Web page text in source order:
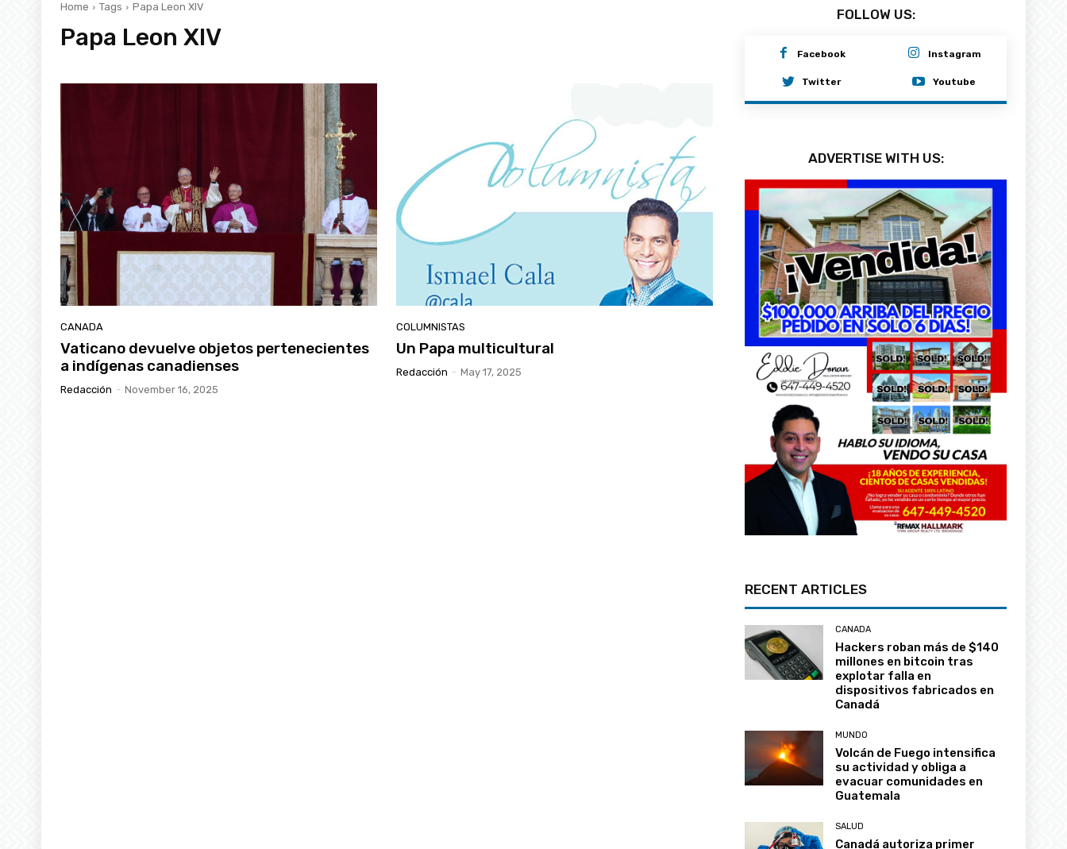
Home Tags Papa Leon XIV
Papa Leon XIV
CANADA
Vaticano devuelve objetos pertenecientes
a indígenas canadienses
Redacción - November 16, 2025
COLUMNISTAS
Un Papa multicultural
Redacción - May 17, 2025
FOLLOW US:
Facebook Instagram
Twitter Youtube
ADVERTISE WITH US:
RECENT ARTICLES
CANADA
Hackers roban más de $140
millones en bitcoin tras
explotar falla en
dispositivos fabricados en
Canadá
MUNDO
Volcán de Fuego intensifica
su actividad y obliga a
evacuar comunidades en
Guatemala
SALUD
Canadá autoriza primer